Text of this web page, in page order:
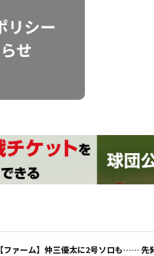
【ファーム】仲三優太に2号ソロも…… 先